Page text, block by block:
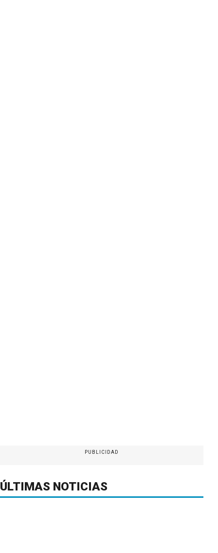
PUBLICIDAD
ÚLTIMAS NOTICIAS